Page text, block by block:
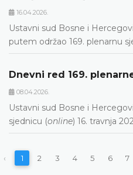
16.04.2026.
Ustavni sud Bosne i
putem održao 169. plenarnu
Dnevni red 169.
08.04.2026.
Ustavni sud Bosne i
sjednicu (online) 16. travnja
‹ 1 2 3 4 5 6 7